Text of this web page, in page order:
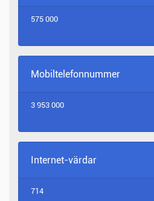
575 000
Mobiltelefonnummer
3 953 000
Internet-värdar
714